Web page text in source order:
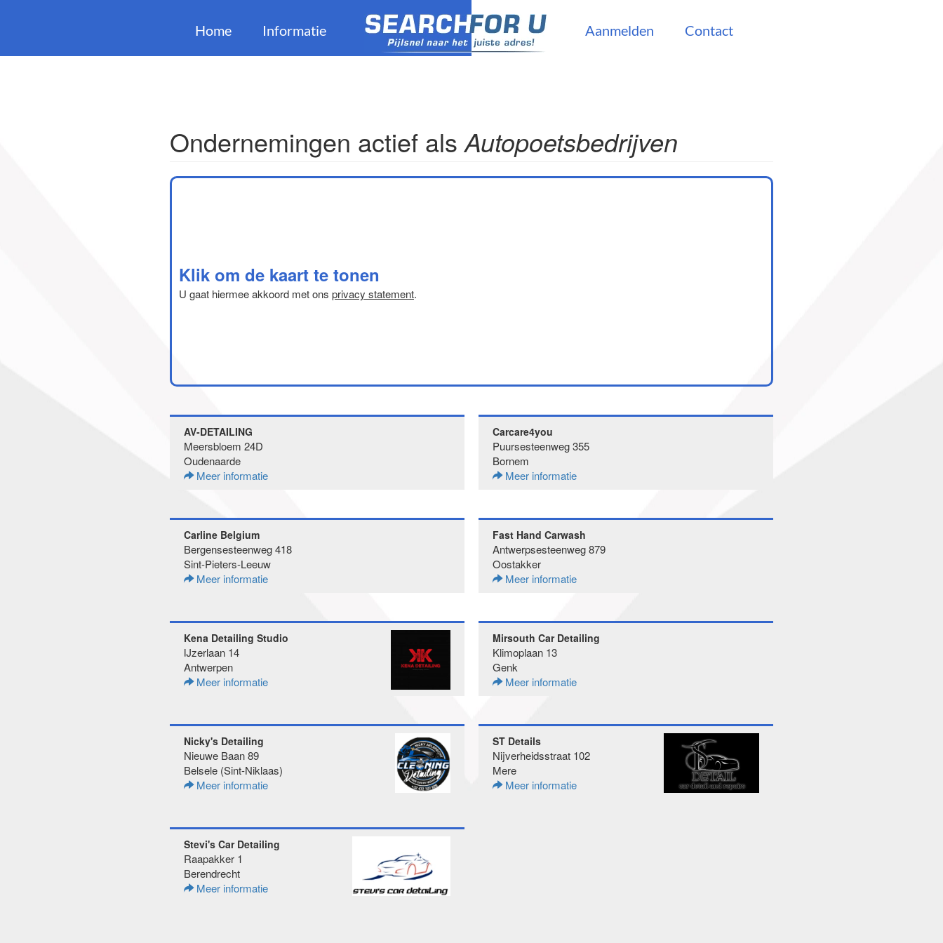
Home Informatie Aanmelden Contact
Ondernemingen actief alsAutopoetsbedrijven
Klik om de kaart te tonen
U gaat hiermee akkoord met ons privacy statement.
AV-DETAILING
Meersbloem 24D
Oudenaarde
Meer informatie
Carcare4you
Puursesteenweg 355
Bornem
Meer informatie
Carline Belgium
Bergensesteenweg 418
Sint-Pieters-Leeuw
Meer informatie
Fast Hand Carwash
Antwerpsesteenweg 879
Oostakker
Meer informatie
Kena Detailing Studio
IJzerlaan 14
Antwerpen
Meer informatie
Mirsouth Car Detailing
Klimoplaan 13
Genk
Meer informatie
Nicky's Detailing
Nieuwe Baan 89
Belsele (Sint-Niklaas)
Meer informatie
ST Details
Nijverheidsstraat 102
Mere
Meer informatie
Stevi's Car Detailing
Raapakker 1
Berendrecht
Meer informatie